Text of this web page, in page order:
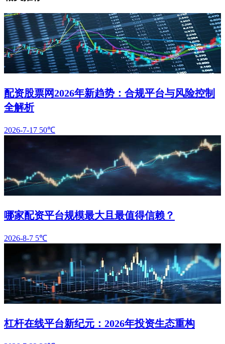
配资股票网2026年新趋势：合规平台与风险控制
全解析
2026-7-17 50℃
哪家配资平台规模最大且最值得信赖？
2026-8-7 5℃
杠杆在线平台新纪元：2026年投资生态重构